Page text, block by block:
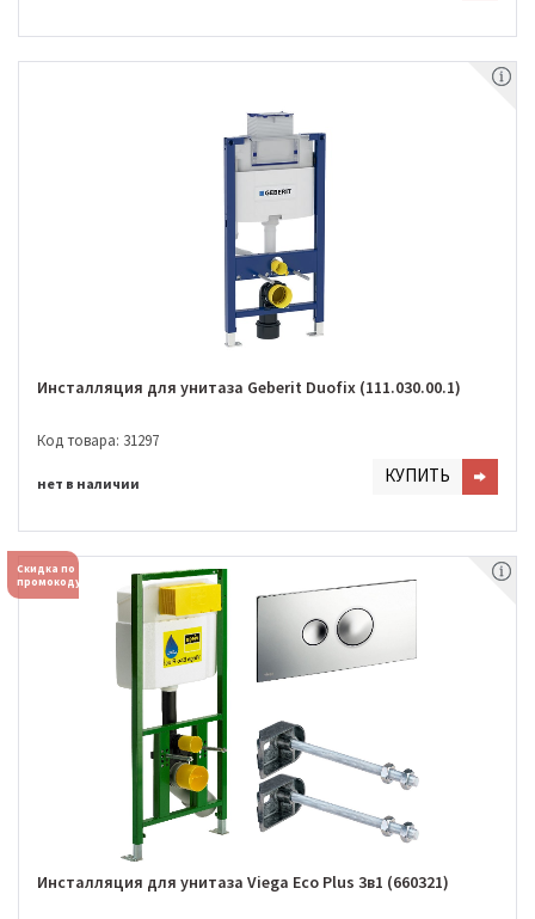
Инсталляция для унитаза Geberit Duofix (111.030.00.1)
Код товара: 31297
нет в наличии КУПИТЬ
Скидка по
промокоду
Инсталляция для унитаза Viega Eco Plus 3в1 (660321)